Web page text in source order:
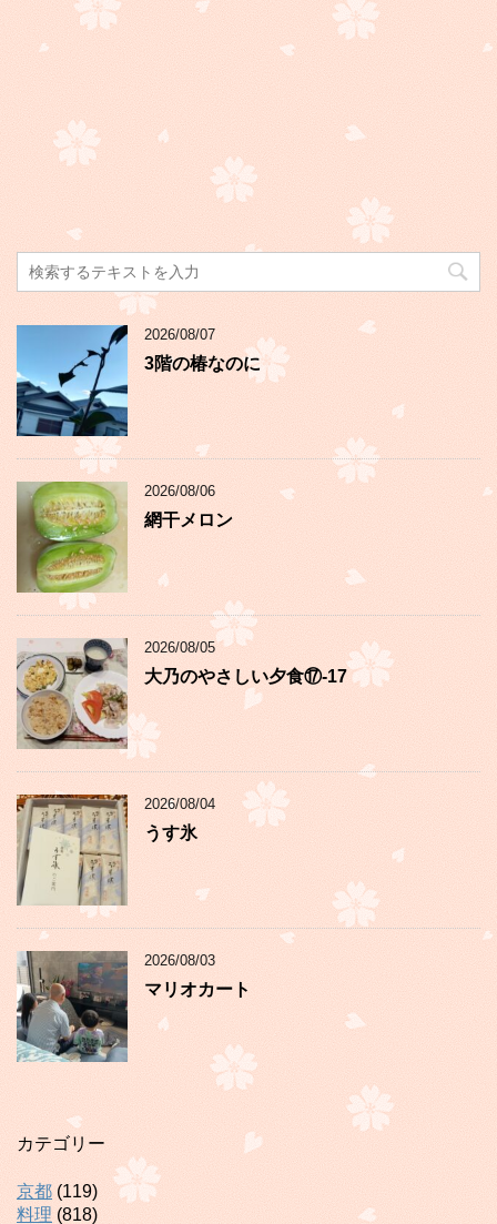
2026/08/07
3階の椿なのに
2026/08/06
網干メロン
2026/08/05
大乃のやさしい夕食⑰-17
2026/08/04
うす氷
2026/08/03
マリオカート
カテゴリー
京都 (119)
料理 (818)